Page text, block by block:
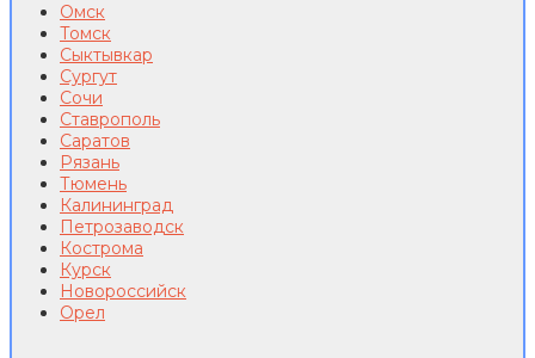
Омск
Томск
Сыктывкар
Сургут
Сочи
Ставрополь
Саратов
Рязань
Тюмень
Калининград
Петрозаводск
Кострома
Курск
Новороссийск
Орел